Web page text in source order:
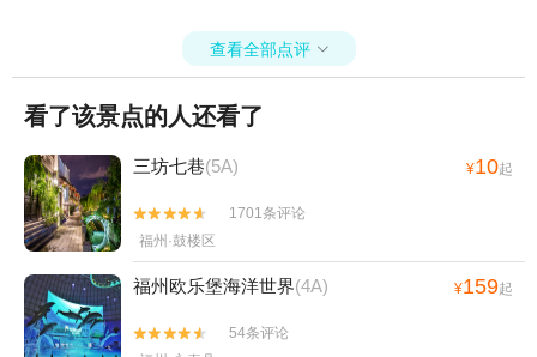
查看全部点评 
看了该景点的人还看了
三坊七巷(5A) ¥10起


1701条评论
福州·鼓楼区
福州欧乐堡海洋世界(4A) ¥159起


54条评论